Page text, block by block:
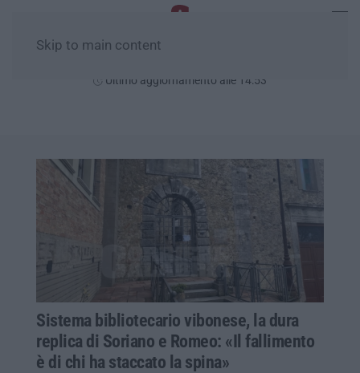
Skip to main content
Ultimo aggiornamento alle 14:53
Sistema bibliotecario vibonese, la dura
replica di Soriano e Romeo: «Il fallimento
è di chi ha staccato la spina»